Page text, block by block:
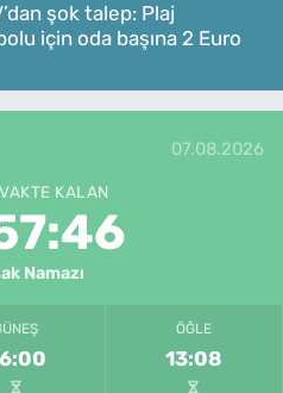
şok talep: Plaj
için oda başına 2 Euro
07.08.2026
KALAN
Namazı
ÖĞLE
13:08